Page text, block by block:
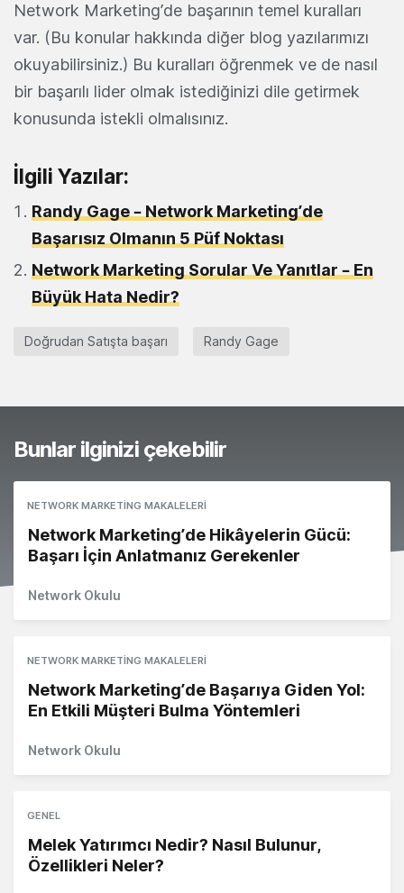
Network Marketing’de başarının temel kuralları
var. (Bu konular hakkında diğer blog yazılarımızı
okuyabilirsiniz.) Bu kuralları öğrenmek ve de nasıl
bir başarılı lider olmak istediğinizi dile getirmek
konusunda istekli olmalısınız.
İlgili Yazılar:
Randy Gage – Network Marketing’de
Başarısız Olmanın 5 Püf Noktası
Network Marketing Sorular Ve Yanıtlar – En
Büyük Hata Nedir?
Doğrudan Satışta başarı Randy Gage
Bunlar ilginizi çekebilir
NETWORK MARKETING MAKALELERI
Network Marketing’de Hikâyelerin Gücü:
Başarı İçin Anlatmanız Gerekenler
Network Okulu
NETWORK MARKETING MAKALELERI
Network Marketing’de Başarıya Giden Yol:
En Etkili Müşteri Bulma Yöntemleri
Network Okulu
GENEL
Melek Yatırımcı Nedir? Nasıl Bulunur,
Özellikleri Neler?